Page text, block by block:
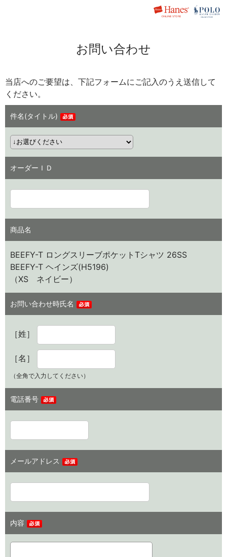
お問い合わせ
当店へのご要望は、下記フォームにご記入のうえ送信して
ください。
件名(タイトル)
オーダーＩＤ
商品名
BEEFY-T ロングスリーブポケットTシャツ 26SS
BEEFY-T ヘインズ(H5196)
（XS ネイビー）
お問い合わせ時氏名
［姓］
［名］
（全角で入力してください）
電話番号
メールアドレス
内容